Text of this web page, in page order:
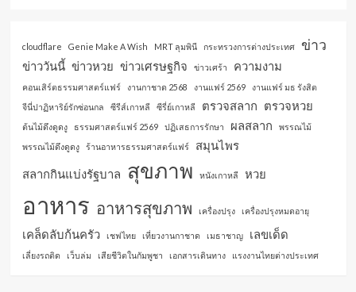
cloudflare Genie Make A Wish MRT ลุมพินี กระทรวงการต่างประเทศ ข่าว
ข่าววันนี้ ข่าวหวย ข่าวเศรษฐกิจ ข่าวเศร้า ความงาม
คอนเสิร์ตธรรมศาสตร์แฟร์ งานกาชาด 2568 งานแฟร์ 2569
งานแฟร์ มธ รังสิต
จีนี่ปาฏิหาริย์รักซ่อนกล
ซีรีส์เกาหลี ซีรี่ย์เกาหลี ตรวจสลาก ตรวจหวย
ต้นไม้ดึงดูดงู ธรรมศาสตร์แฟร์ 2569 ปฏิเสธการรักษา ผลสลาก
พรรณไม้
พรรณไม้ดึงดูดงู
ร้านอาหารธรรมศาสตร์แฟร์
สมุนไพร
สลากกินแบ่งรัฐบาล สุขภาพ หนังเกาหลี หวย
อาหาร อาหารสุขภาพ เครื่องปรุง เครื่องปรุงหมดอายุ
เคล็ดลับก้นครัว เชฟไทย เที่ยวงานกาชาด เมธาชาญ เลขเด็ด
เลี่ยงรถติด เว็บล่ม เสียชีวิตในกัมพูชา เอกสารเดินทาง แรงงานไทยต่างประเทศ